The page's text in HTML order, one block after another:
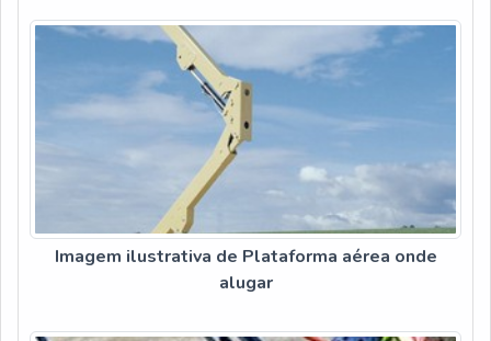
Imagem ilustrativa de Plataforma aérea onde
alugar